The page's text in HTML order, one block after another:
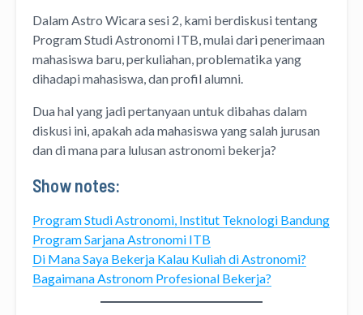
Dalam Astro Wicara sesi 2, kami berdiskusi tentang
Program Studi Astronomi ITB, mulai dari penerimaan
mahasiswa baru, perkuliahan, problematika yang
dihadapi mahasiswa, dan profil alumni.
Dua hal yang jadi pertanyaan untuk dibahas dalam
diskusi ini, apakah ada mahasiswa yang salah jurusan
dan di mana para lulusan astronomi bekerja?
Show notes:
Program Studi Astronomi, Institut Teknologi Bandung
Program Sarjana Astronomi ITB
Di Mana Saya Bekerja Kalau Kuliah di Astronomi?
Bagaimana Astronom Profesional Bekerja?